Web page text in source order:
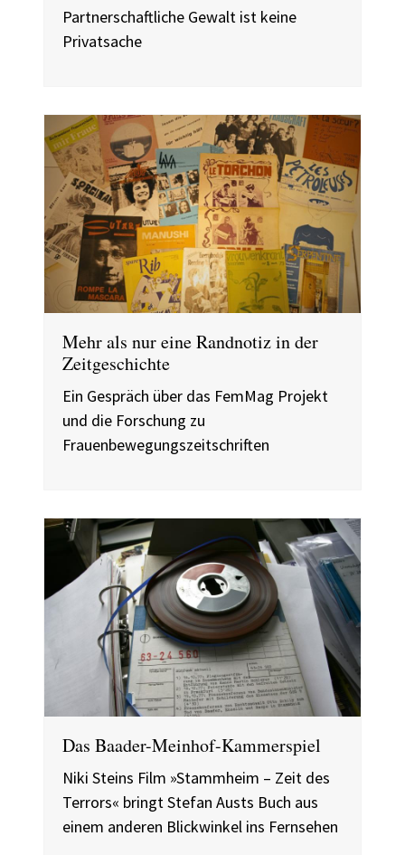
Partnerschaftliche Gewalt ist keine
Privatsache
Mehr als nur eine Randnotiz in der
Zeitgeschichte
Ein Gespräch über das FemMag Projekt
und die Forschung zu
Frauenbewegungszeitschriften
Das Baader-Meinhof-Kammerspiel
Niki Steins Film »Stammheim – Zeit des
Terrors« bringt Stefan Austs Buch aus
einem anderen Blickwinkel ins Fernsehen